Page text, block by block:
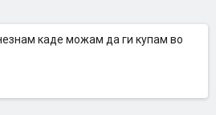
каде можам да ги купам во